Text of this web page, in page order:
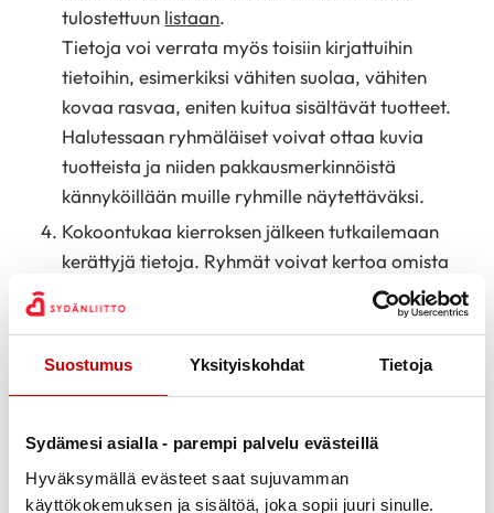
Suostumus Yksityiskohdat Tietoja
Sydämesi asialla - parempi palvelu evästeillä
Hyväksymällä evästeet saat sujuvamman
käyttökokemuksen ja sisältöä, joka sopii juuri sinulle.
tulostettuun listaan.
Tietoja voi verrata myös toisiin kirjattuihin
tietoihin, esimerkiksi vähiten suolaa, vähiten
kovaa rasvaa, eniten kuitua sisältävät tuotteet.
Halutessaan ryhmäläiset voivat ottaa kuvia
tuotteista ja niiden pakkausmerkinnöistä
kännyköillään muille ryhmille näytettäväksi.
Kokoontukaa kierroksen jälkeen tutkailemaan
kerättyjä tietoja. Ryhmät voivat kertoa omista
löydöistään mahdollisesti kuvien kera vuorollaan
Keskustelkaa esimerkiksi seuraavista asioista:
Mitä uusia tuoteryhmään kuuluvia
elintarvikkeista?